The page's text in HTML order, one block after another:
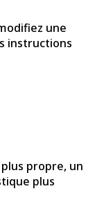
une
instructions
propre, un
plus